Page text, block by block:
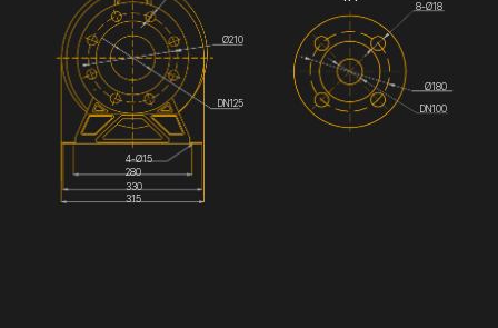
DN125
DN100
Ø210
4-Ø15
280
330
315
8-Ø18
Ø180